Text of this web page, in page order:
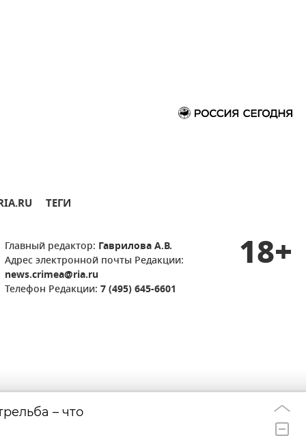
ТЕГИ
Главный редактор: Гаврилова А.В.
Адрес электронной почты Редакции:
news.crimea@ria.ru
Телефон Редакции: 7 (495) 645-6601
18+
– что
НПЗ горит в
после атаки